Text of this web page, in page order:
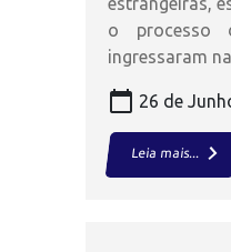
o processo
ingressaram
calendar_today 26 de
Leia mais...keyboard_arrow_right